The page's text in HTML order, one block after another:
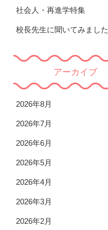
社会人・再進学特集
校長先生に聞いてみました
アーカイブ
2026年8月
2026年7月
2026年6月
2026年5月
2026年4月
2026年3月
2026年2月